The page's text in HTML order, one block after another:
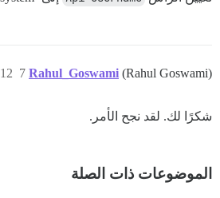
Rahul_Goswami (Rahul Goswami) 12 يوليو 2019، 4:54ص 7
شكرًا لك. لقد نجح الأمر.
الموضوعات ذات الصلة